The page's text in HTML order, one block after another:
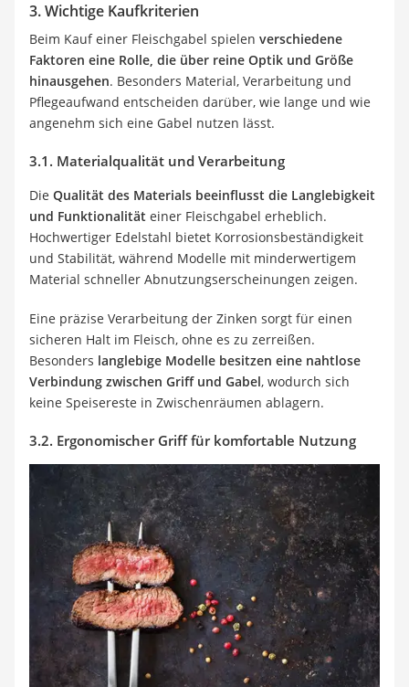
3. Wichtige Kaufkriterien
Beim Kauf einer Fleischgabel spielen verschiedene
Faktoren eine Rolle, die über reine Optik und Größe
hinausgehen. Besonders Material, Verarbeitung und
Pflegeaufwand entscheiden darüber, wie lange und wie
angenehm sich eine Gabel nutzen lässt.
3.1. Materialqualität und Verarbeitung
Die Qualität des Materials beeinflusst die Langlebigkeit
und Funktionalität einer Fleischgabel erheblich.
Hochwertiger Edelstahl bietet Korrosionsbeständigkeit
und Stabilität, während Modelle mit minderwertigem
Material schneller Abnutzungserscheinungen zeigen.
Eine präzise Verarbeitung der Zinken sorgt für einen
sicheren Halt im Fleisch, ohne es zu zerreißen.
Besonders langlebige Modelle besitzen eine nahtlose
Verbindung zwischen Griff und Gabel, wodurch sich
keine Speisereste in Zwischenräumen ablagern.
3.2. Ergonomischer Griff für komfortable Nutzung